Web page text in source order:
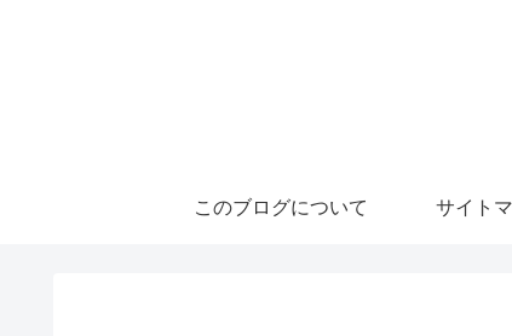
このブログについて サイト